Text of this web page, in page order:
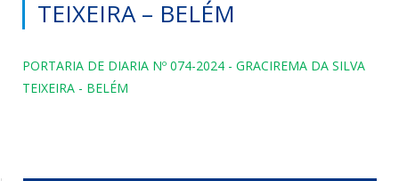
TEIXEIRA – BELÉM
PORTARIA DE DIARIA Nº 074-2024 - GRACIREMA DA SILVA
TEIXEIRA - BELÉM